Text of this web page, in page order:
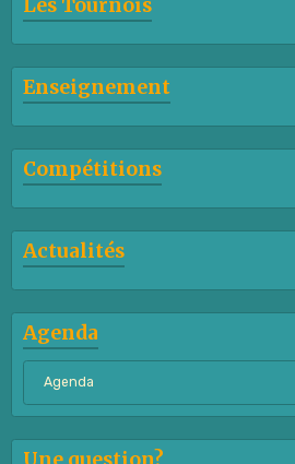
Les Tournois
Enseignement
Compétitions
Actualités
Agenda
Agenda